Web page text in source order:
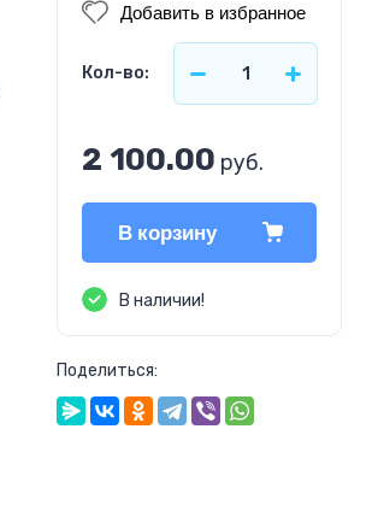
Добавить в избранное
Кол-во:
2 100.00 руб.
В корзину
В наличии!
Поделиться: